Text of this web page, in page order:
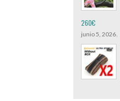
260€
junio 5, 2026,